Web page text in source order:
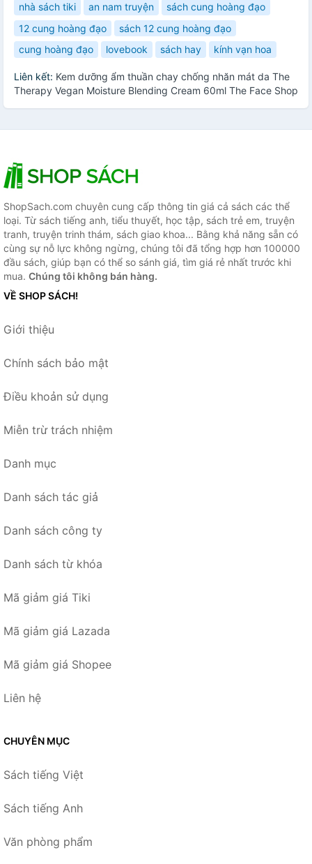
nhà sách tiki
an nam truyện
sách cung hoàng đạo
12 cung hoàng đạo
sách 12 cung hoàng đạo
cung hoàng đạo
lovebook sách hay kính vạn hoa
Liên kết: Kem dưỡng ẩm thuần chay chống nhăn mát da The
Therapy Vegan Moisture Blending Cream 60ml The Face Shop
ShopSach.com chuyên cung cấp thông tin giá cả sách các thể
loại. Từ sách tiếng anh, tiểu thuyết, học tập, sách trẻ em, truyện
tranh, truyện trinh thám, sách giao khoa... Bằng khả năng sẵn có
cùng sự nỗ lực không ngừng, chúng tôi đã tổng hợp hơn 100000
đầu sách, giúp bạn có thể so sánh giá, tìm giá rẻ nhất trước khi
mua. Chúng tôi không bán hàng.
VỀ SHOP SÁCH!
Giới thiệu
Chính sách bảo mật
Điều khoản sử dụng
Miễn trừ trách nhiệm
Danh mục
Danh sách tác giả
Danh sách công ty
Danh sách từ khóa
Mã giảm giá Tiki
Mã giảm giá Lazada
Mã giảm giá Shopee
Liên hệ
CHUYÊN MỤC
Sách tiếng Việt
Sách tiếng Anh
Văn phòng phẩm